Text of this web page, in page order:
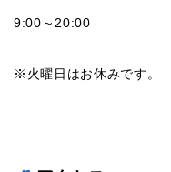
9:00～20:00
※火曜日はお休みです。